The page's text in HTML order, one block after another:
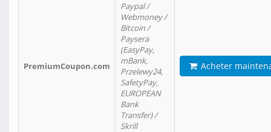
PremiumCoupon.com
Paypal /
Webmoney /
Bitcoin /
Paysera
(EasyPay,
mBank,
Przelewy24,
SafetyPay,
EUROPEAN
Bank
Transfer) /
Skrill
Acheter